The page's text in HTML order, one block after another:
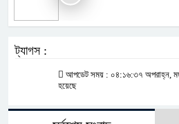
ট্যাগস :
আপডেট সময় : ০৪:১৬:৩৭ অপরাহ্ন,
হয়েছে